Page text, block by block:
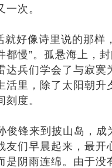
一次。
好像诗里说的那样
慢”。孤悬海上，封
达兵们学会了与寂寞
活里，除了太阳朝升
度。
锋来到披山岛，成
友们早晨起来，最开
是阴雨连绵。由于没